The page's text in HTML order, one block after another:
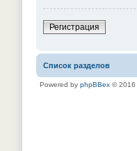
Регистрация
Список разделов
Powered by phpBBex © 2016